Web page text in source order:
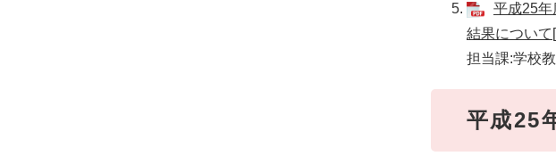
平成25年
結果につい
担当課:学校
平成25